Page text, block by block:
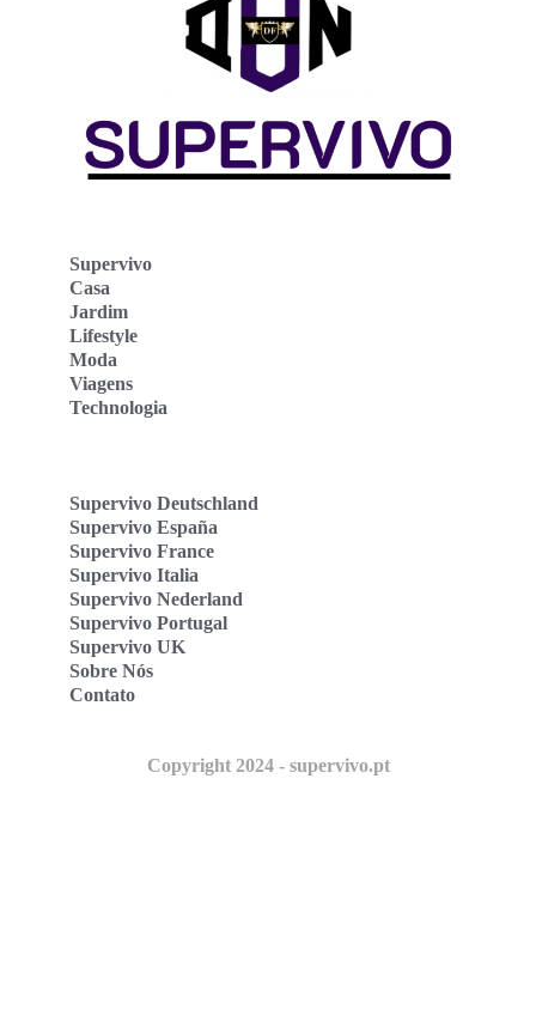
Supervivo
Casa
Jardim
Lifestyle
Moda
Viagens
Technologia
Supervivo Deutschland
Supervivo España
Supervivo France
Supervivo Italia
Supervivo Nederland
Supervivo Portugal
Supervivo UK
Sobre Nós
Contato
Copyright 2024 - supervivo.pt